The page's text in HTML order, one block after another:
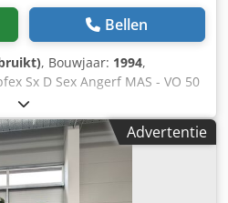
Bellen
, Bouwjaar: 1994,
Sx D Sex Angerf MAS - VO 50
VO 50 Bouwjaar: 1994
Advertentie